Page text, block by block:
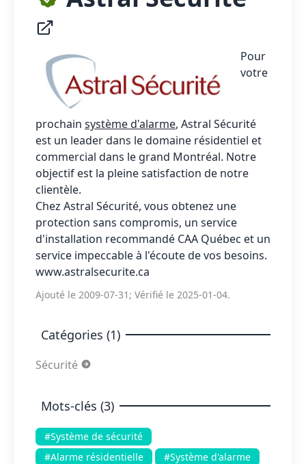
Pour
votre
prochain système d'alarme, Astral Sécurité
est un leader dans le domaine résidentiel et
commercial dans le grand Montréal. Notre
objectif est la pleine satisfaction de notre
clientèle.
Chez Astral Sécurité, vous obtenez une
protection sans compromis, un service
d'installation recommandé CAA Québec et un
service impeccable à l'écoute de vos besoins.
www.astralsecurite.ca
Ajouté le 2009-07-31; Vérifié le 2025-01-04.
Catégories (1)
Sécurité
Mots-clés (3)
#Système de sécurité
#Alarme résidentielle
#Système d'alarme